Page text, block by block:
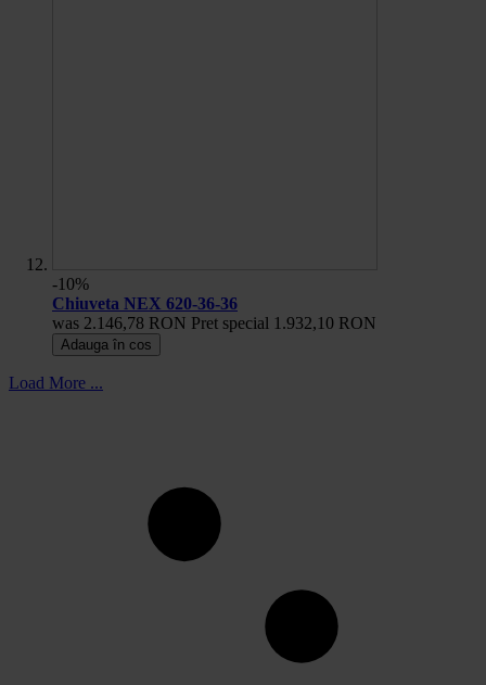
-10%
Chiuveta NEX 620-36-36
was 2.146,78 RON Pret special 1.932,10 RON
Adauga în cos
Load More ...